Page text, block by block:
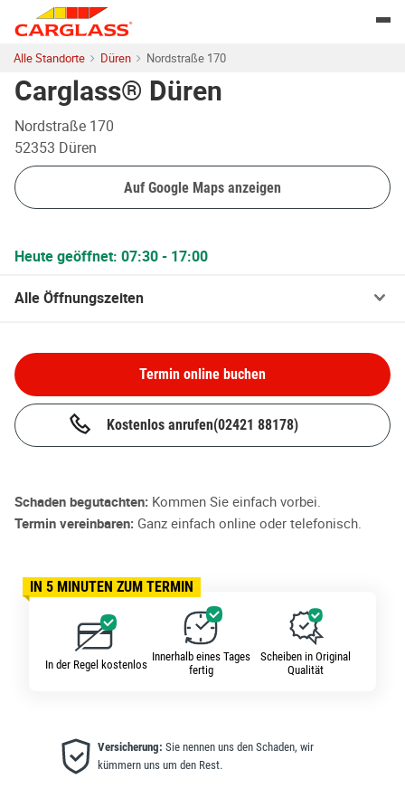
Skip to content
Return to Nav
Alle Standorte Düren Nordstraße 170
Carglass® Düren
Nordstraße 170
52353 Düren
Auf Google Maps anzeigen
Heute geöffnet: 07:30- 17:00
Alle Öffnungszeiten
Termin online buchen
Kostenlos anrufen(02421 88178)
Schaden begutachten: Kommen Sie einfach vorbei.
Termin vereinbaren: Ganz einfach online oder telefonisch.
IN 5 MINUTEN ZUM TERMIN
In der Regel kostenlos
Innerhalb eines Tages
fertig
Scheiben in Original
Qualität
Versicherung: Sie nennen uns den Schaden, wir
kümmern uns um den Rest.